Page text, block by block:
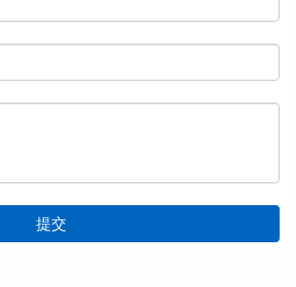
提交